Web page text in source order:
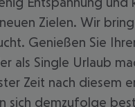
Zielen. Wir
Genießen Sie
als Single Urlaub
Zeit nach diesem
sich demzufolge